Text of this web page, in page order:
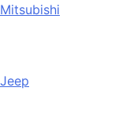
Mitsubishi
Jeep